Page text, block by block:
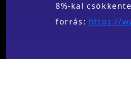
8%-kal
forrás: https://